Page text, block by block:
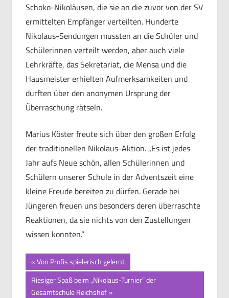
Schoko-Nikoläusen, die sie an die zuvor von der SV
ermittelten Empfänger verteilten. Hunderte
Nikolaus-Sendungen mussten an die Schüler und
Schülerinnen verteilt werden, aber auch viele
Lehrkräfte, das Sekretariat, die Mensa und die
Hausmeister erhielten Aufmerksamkeiten und
durften über den anonymen Ursprung der
Überraschung rätseln.
Marius Köster freute sich über den großen Erfolg
der traditionellen Nikolaus-Aktion. „Es ist jedes
Jahr aufs Neue schön, allen Schülerinnen und
Schülern unserer Schule in der Adventszeit eine
kleine Freude bereiten zu dürfen. Gerade bei
Jüngeren freuen uns besonders deren überraschte
Reaktionen, da sie nichts von den Zustellungen
wissen konnten.“
Beitragsnavigation
Vorheriger
Beitrag:
Von Profis spielerisch gelernt
Nächster
Beitrag:
Riesiger Spaß beim „Nikolaus-Turnier“ der
Gesamtschule Reichshof